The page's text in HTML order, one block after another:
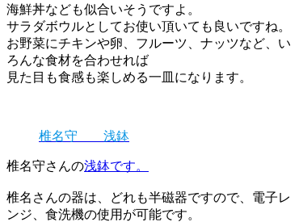
海鮮丼なども似合いそうですよ。
サラダボウルとしてお使い頂いても良いですね。
お野菜にチキンや卵、フルーツ、ナッツなど、い
ろんな食材を合わせれば
見た目も食感も楽しめる一皿になります。
椎名守 浅鉢
椎名守さんの浅鉢です。
椎名さんの器は、どれも半磁器ですので、電子レ
ンジ、食洗機の使用が可能です。